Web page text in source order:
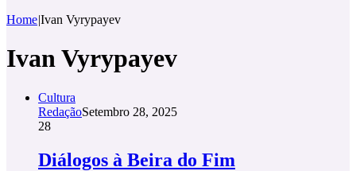
Home|Ivan Vyrypayev
Ivan Vyrypayev
Cultura
RedaçãoSetembro 28, 2025
28
Diálogos à Beira do Fim